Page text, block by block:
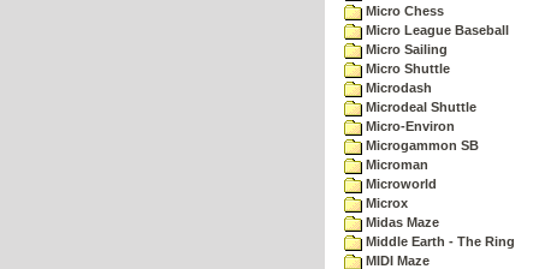
Micro Chess
Micro League Baseball
Micro Sailing
Micro Shuttle
Microdash
Microdeal Shuttle
Micro-Environ
Microgammon SB
Microman
Microworld
Microx
Midas Maze
Middle Earth - The Ring
MIDI Maze